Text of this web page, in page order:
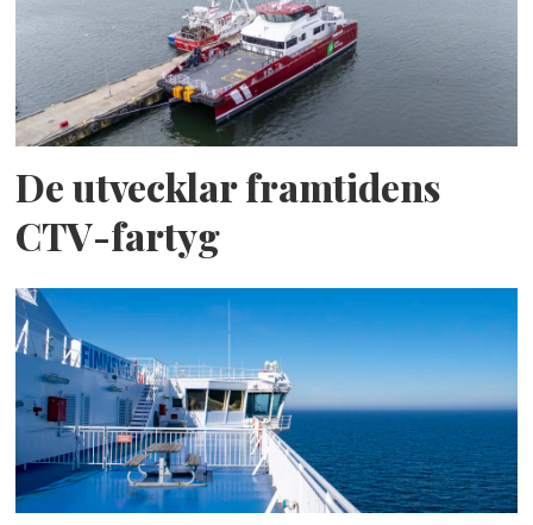
De utvecklar framtidens
CTV-fartyg